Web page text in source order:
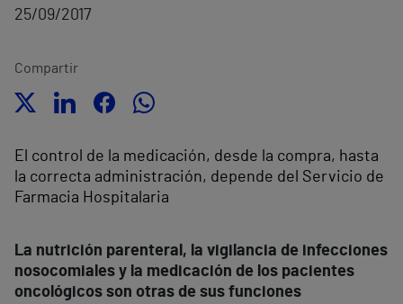
25/09/2017
Compartir
El control de la medicación, desde la compra, hasta
la correcta administración, depende del Servicio de
Farmacia Hospitalaria
La nutrición parenteral, la vigilancia de infecciones
nosocomiales y la medicación de los pacientes
oncológicos son otras de sus funciones